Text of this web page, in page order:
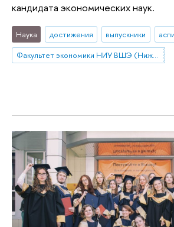
кандидата экономических наук.
Наука достижения выпускники
Факультет экономики НИУ ВШЭ (Нижний Новгород)